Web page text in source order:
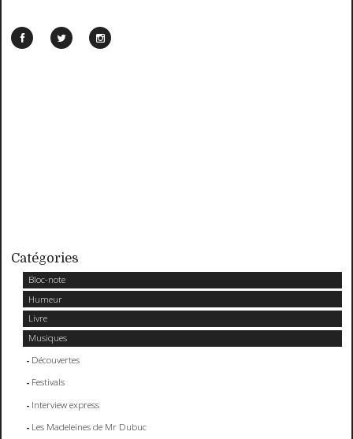
Catégories
Bloc-note
Humeur
Livre
Musiques
Découvertes
Festivals
Interview express
Les Madeleines de Mr Dubuc